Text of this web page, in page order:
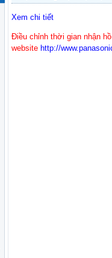
Xem chi tiết
Điều chỉnh thời gian nhận
website http://